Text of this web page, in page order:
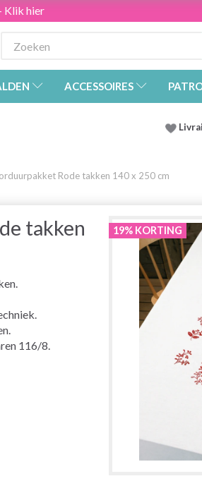
Klik hier
ACCESSOIRES
Rode takken 140 x 250 cm
takken
116/8.
19% KORTING